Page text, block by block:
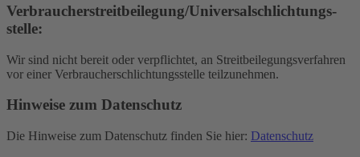
Verbraucher­streit­beilegung/Universal­schlichtungs­
stelle:
Wir sind nicht bereit oder verpflichtet, an Streitbeilegungsverfahren
vor einer Verbraucherschlichtungsstelle teilzunehmen.
Hinweise zum Datenschutz
Die Hinweise zum Datenschutz finden Sie hier: Datenschutz